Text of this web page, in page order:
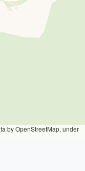
by OpenStreetMap, under